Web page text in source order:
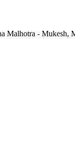
Malhotra -